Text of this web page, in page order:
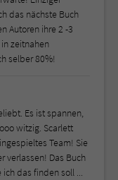
das nächste Buch
Autoren ihre 2 -3
zeitnahen
selber 80%!
Es ist spannen,
witzig. Scarlett
Team! Sie
verlassen! Das Buch
das finden soll ...